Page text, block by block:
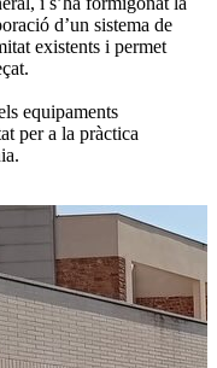
d’un sistema de
existents i permet
equipaments
per a la pràctica